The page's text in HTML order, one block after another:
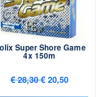
Super Shore Game
4x 150m
€ 28,30€ 20,50